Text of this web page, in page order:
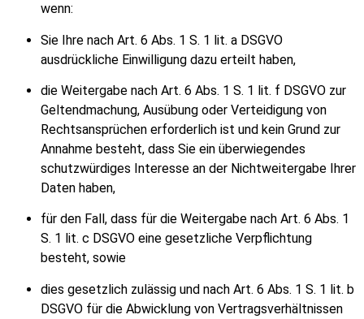
wenn:
Sie Ihre nach Art. 6 Abs. 1 S. 1 lit. a DSGVO
ausdrückliche Einwilligung dazu erteilt haben,
die Weitergabe nach Art. 6 Abs. 1 S. 1 lit. f DSGVO zur
Geltendmachung, Ausübung oder Verteidigung von
Rechtsansprüchen erforderlich ist und kein Grund zur
Annahme besteht, dass Sie ein überwiegendes
schutzwürdiges Interesse an der Nichtweitergabe Ihrer
Daten haben,
für den Fall, dass für die Weitergabe nach Art. 6 Abs. 1
S. 1 lit. c DSGVO eine gesetzliche Verpflichtung
besteht, sowie
dies gesetzlich zulässig und nach Art. 6 Abs. 1 S. 1 lit. b
DSGVO für die Abwicklung von Vertragsverhältnissen